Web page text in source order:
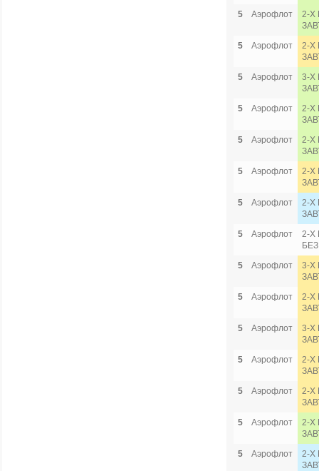
5
Аэрофлот
2-Х
5
Аэрофлот
2-Х
5
Аэрофлот
3-Х
5
Аэрофлот
2-Х
5
Аэрофлот
2-Х
5
Аэрофлот
2-Х
5
Аэрофлот
2-Х
5
Аэрофлот
2-Х
5
Аэрофлот
3-Х
5
Аэрофлот
2-Х
5
Аэрофлот
3-Х
5
Аэрофлот
2-Х
5
Аэрофлот
2-Х
5
Аэрофлот
2-Х
5
Аэрофлот
2-Х